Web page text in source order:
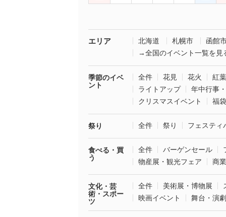
エリア 北海道 札幌市
函館
→全国のイベント一覧を見
季節のイベ
ント
全件 花見 花火
紅葉
ライトアップ
年中行事
クリスマスイベント
福
祭り 全件 祭り フェスティ
食べる・買
う
全件 バーゲンセール
物産展・観光フェア
商
文化・芸
術・スポー
ツ
全件 美術展・博物展
映画イベント
舞台・演劇